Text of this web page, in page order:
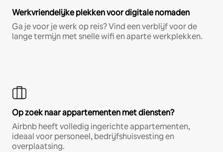
Werkvriendelijke plekken voor digitale nomaden
Ga je voor je werk op reis? Vind een verblijf voor de
lange termijn met snelle wifi en aparte werkplekken.
Op zoek naar appartementen met diensten?
Airbnb heeft volledig ingerichte appartementen,
ideaal voor personeel, bedrijfshuisvesting en
overplaatsing.